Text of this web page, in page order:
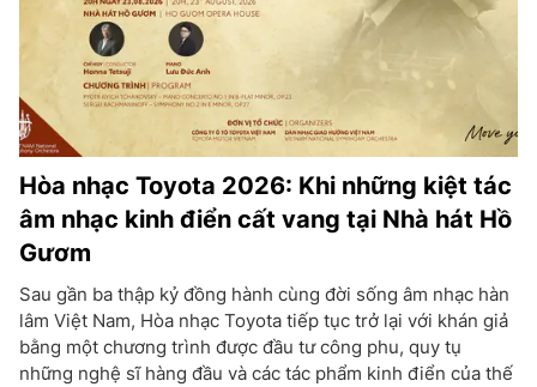
Hòa nhạc Toyota 2026: Khi những kiệt tác
âm nhạc kinh điển cất vang tại Nhà hát Hồ
Gươm
Sau gần ba thập kỷ đồng hành cùng đời sống âm nhạc hàn
lâm Việt Nam, Hòa nhạc Toyota tiếp tục trở lại với khán giả
bằng một chương trình được đầu tư công phu, quy tụ
những nghệ sĩ hàng đầu và các tác phẩm kinh điển của thế